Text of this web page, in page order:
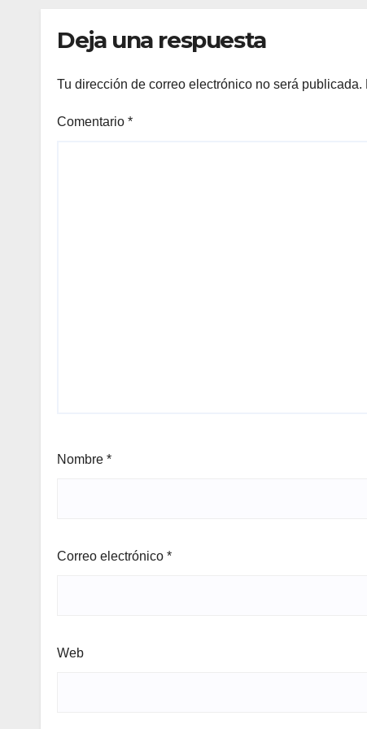
Deja una respuesta
Tu dirección de correo electrónico no será publicada.
Comentario *
Nombre *
Correo electrónico *
Web